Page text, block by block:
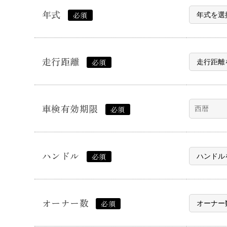
年式 必須
走行距離 必須
車検有効期限 必須
ハンドル 必須
オーナー数 必須